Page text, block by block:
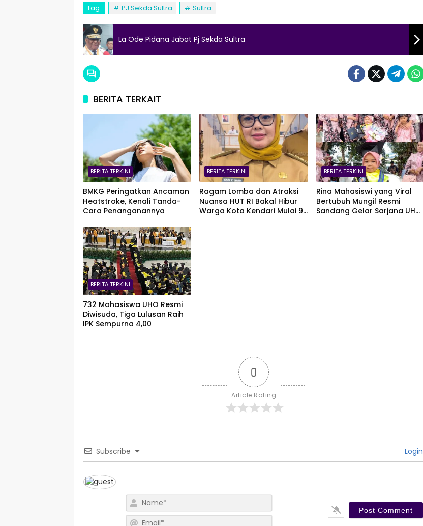
Tag: PJ Sekda Sultra Sultra
La Ode Pidana Jabat Pj Sekda Sultra
BERITA TERKAIT
BERITA TERKINI
BMKG Peringatkan Ancaman
Heatstroke, Kenali Tanda-
Cara Penanganannya
BERITA TERKINI
Ragam Lomba dan Atraksi
Nuansa HUT RI Bakal Hibur
Warga Kota Kendari Mulai 9
BERITA TERKINI
Rina Mahasiswi yang Viral
Bertubuh Mungil Resmi
Sandang Gelar Sarjana UHO,
BERITA TERKINI
732 Mahasiswa UHO Resmi
Diwisuda, Tiga Lulusan Raih
IPK Sempurna 4,00
0
Article Rating
Subscribe Login
a